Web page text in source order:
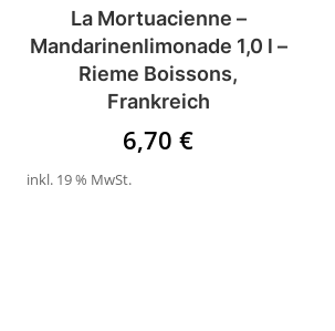
La Mortuacienne –
Mandarinenlimonade 1,0 l –
Rieme Boissons,
Frankreich
6,70€
inkl. 19 % MwSt.